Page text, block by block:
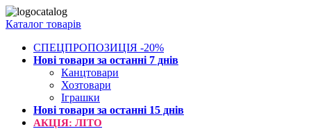
Каталог товарів
СПЕЦПРОПОЗИЦІЯ -20%
Нові товари за останнi 7 днiв
Канцтовари
Хозтовари
Іграшки
Нові товари за останнi 15 днiв
АКЦІЯ: ЛІТО